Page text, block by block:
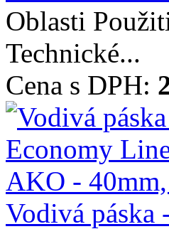
Oblasti
Technické...
Cena s DPH:
Vodivá páska